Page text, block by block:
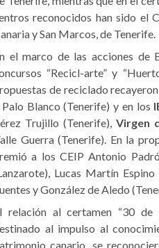
reconocidos han sido el
y San Marcos, de Tenerife.
el marco de las acciones de
“Recicl-arte” y
de reciclado
Blanco (Tenerife) y en los
Trujillo (Tenerife), Virgen
Guerra (Tenerife). En la
a los CEIP Antonio
Lucas Martín
y González de Aledo
relación al certamen “30 de
al impulso al
canario, se